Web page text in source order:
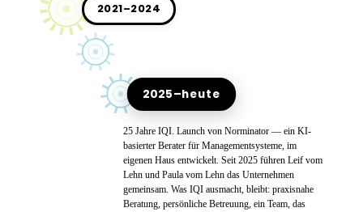
2021–2024
2025–heute
25 Jahre IQI. Launch von Norminator — ein KI-
basierter Berater für Managementsysteme, im
eigenen Haus entwickelt. Seit 2025 führen Leif vom
Lehn und Paula vom Lehn das Unternehmen
gemeinsam. Was IQI ausmacht, bleibt: praxisnahe
Beratung, persönliche Betreuung, ein Team, das